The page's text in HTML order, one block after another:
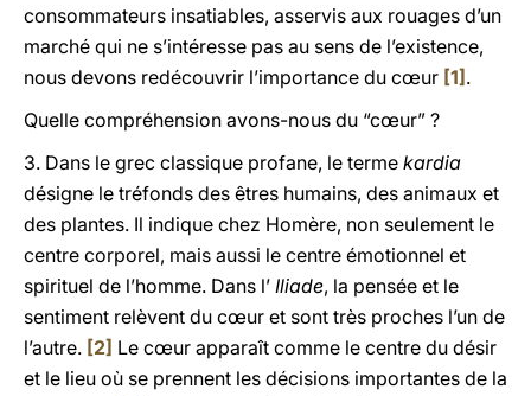
consommateurs insatiables, asservis aux rouages d’un
marché qui ne s’intéresse pas au sens de l’existence,
nous devons redécouvrir l’importance du cœur [1] .
Quelle compréhension avons-nous du “cœur” ?
3. Dans le grec classique profane, le terme kardia
désigne le tréfonds des êtres humains, des animaux et
des plantes. Il indique chez Homère, non seulement le
centre corporel, mais aussi le centre émotionnel et
spirituel de l’homme. Dans l’ Iliade, la pensée et le
sentiment relèvent du cœur et sont très proches l’un de
l’autre. [2] Le cœur apparaît comme le centre du désir
et le lieu où se prennent les décisions importantes de la